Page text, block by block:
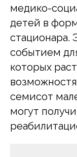
медико-
детей в
стационара.
событием
которых
семисот
могут